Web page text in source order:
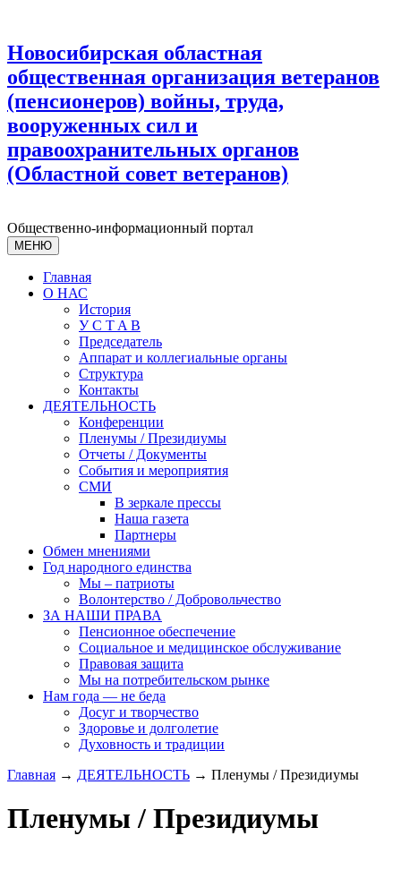
Новосибирская областная
общественная организация ветеранов
(пенсионеров) войны, труда,
вооруженных сил и
правоохранительных органов
(Областной совет ветеранов)
Общественно-информационный портал
МЕНЮ
Главная
О НАС
История
У С T A B
Председатель
Аппарат и коллегиальные органы
Структура
Контакты
ДЕЯТЕЛЬНОСТЬ
Конференции
Пленумы / Президиумы
Отчеты / Документы
События и мероприятия
СМИ
В зеркале прессы
Наша газета
Партнеры
Обмен мнениями
Год народного единства
Мы – патриоты
Волонтерство / Добровольчество
ЗА НАШИ ПРАВА
Пенсионное обеспечение
Социальное и медицинское обслуживание
Правовая защита
Мы на потребительском рынке
Нам года — не беда
Досуг и творчество
Здоровье и долголетие
Духовность и традиции
Главная → ДЕЯТЕЛЬНОСТЬ → Пленумы / Президиумы
Пленумы / Президиумы